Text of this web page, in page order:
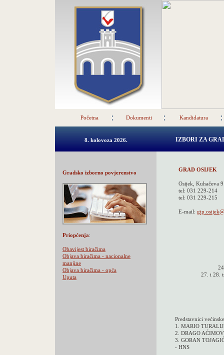
Početna Dokumenti Kandidatura
8. kolovoza 2026.
Gradsko izborno povjerenstvo
Priopćenja:
Obavijest biračima
Objava biračima - nacionalne
manjine
Objava biračima - opća
Uputa
IZBORI ZA
GRAD OSIJEK
Osijek, Kuhačeva 9
tel: 031 229-214
tel: 031 229-215
E-mail:
27. i 28.
Predstavnici
1. MARIO
2. DRAGO
3. GORAN
- HNS